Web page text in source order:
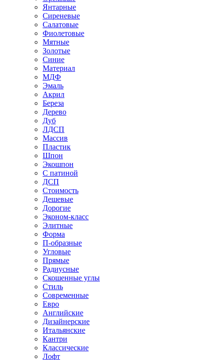
Янтарные
Сиреневые
Салатовые
Фиолетовые
Мятные
Золотые
Синие
Материал
МДФ
Эмаль
Акрил
Береза
Дерево
Дуб
ЛДСП
Массив
Пластик
Шпон
Экошпон
С патиной
ДСП
Стоимость
Дешевые
Дорогие
Эконом-класс
Элитные
Форма
П-образные
Угловые
Прямые
Радиусные
Скошенные углы
Стиль
Современные
Евро
Английские
Дизайнерские
Итальянские
Кантри
Классические
Лофт